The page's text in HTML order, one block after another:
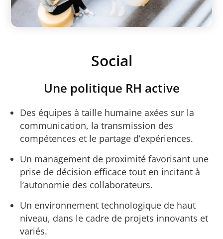
Social
Une politique RH active
Des équipes à taille humaine axées sur la
communication, la transmission des
compétences et le partage d’expériences.
Un management de proximité favorisant une
prise de décision efficace tout en incitant à
l’autonomie des collaborateurs.
Un environnement technologique de haut
niveau, dans le cadre de projets innovants et
variés.